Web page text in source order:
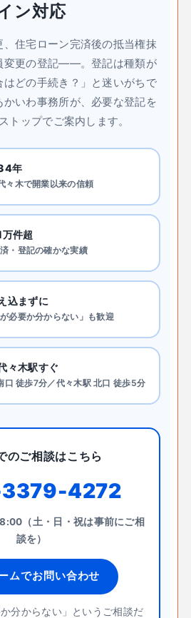
ン対応
住宅ローン完済後の抵当権抹
変更の登記——。登記は種類が
はどの手続き？」と迷いがちで
いわ事務所が、必要な登記を
トップでご案内します。
年
々木で開業以来の信頼
件超
・登記の確かな実績
込まずに
が必要か分からない」も歓迎
々木駅すぐ
口 徒歩7分／代々木駅 北口 徒歩5分
のご相談はこちら
4272
（土・日・祝は事前にご相
談を）
ムでお問い合わせ
か分からない」というご相談だ